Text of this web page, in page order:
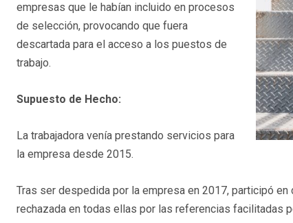
empresas que le habían incluido en procesos
de selección, provocando que fuera
descartada para el acceso a los puestos de
trabajo.
Supuesto de Hecho:
La trabajadora venía prestando servicios para
la empresa desde 2015.
Tras ser despedida por la empresa en 2017, participó
rechazada en todas ellas por las referencias facilitadas